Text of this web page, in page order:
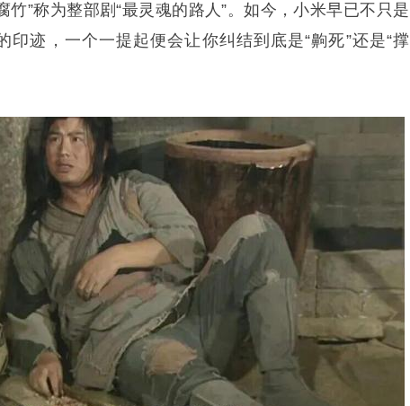
竹”称为整部剧“最灵魂的路人”。如今，小米早已不只是
印迹，一个一提起便会让你纠结到底是“齁死”还是“撑